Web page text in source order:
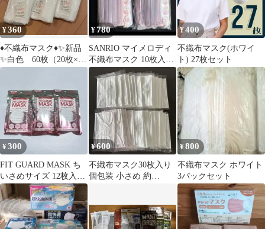
¥360
♦️不織布マスク♦️✨新品
✨白色 60枚（20枚×3
袋） 値下げ不可
¥780
SANRIO マイメロディ
不織布マスク 10枚入り
×2袋
¥400
不織布マスク(ホワイ
ト) 27枚セット
¥300
FIT GUARD MASK ち
いさめサイズ 12枚入×3
袋
¥600
不織布マスク30枚入り
個包装 小さめ 約
¥800
不織布マスク ホワイト
3パックセット